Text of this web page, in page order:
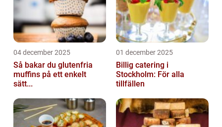
04 december 2025
Så bakar du glutenfria
muffins på ett enkelt
sätt...
01 december 2025
Billig catering i
Stockholm: För alla
tillfällen